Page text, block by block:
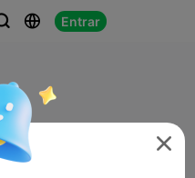
 Entrar
